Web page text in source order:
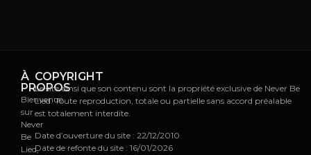
À
PROPOS
Bienvenue
sur
Never
Be
Lied,
COPYRIGHT
Le site ainsi que son contenu sont la propriété exclusive de Never Be
Lied. Toute reproduction, totale ou partielle sans accord préalable
est totalement interdite.
Date d’ouverture du site : 22/12/2010
Date de refonte du site : 16/01/2026